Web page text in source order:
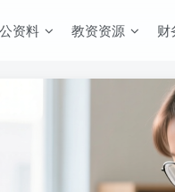
资料 教资资源 财